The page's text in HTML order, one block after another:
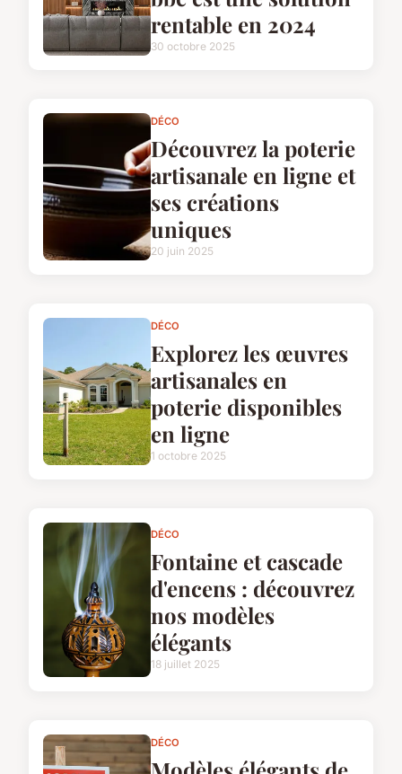
rentable en 2024
30 octobre 2025
DÉCO
Découvrez la poterie
artisanale en ligne et
ses créations
uniques
20 juin 2025
DÉCO
Explorez les œuvres
artisanales en
poterie disponibles
en ligne
1 octobre 2025
DÉCO
Fontaine et cascade
d'encens : découvrez
nos modèles
élégants
18 juillet 2025
DÉCO